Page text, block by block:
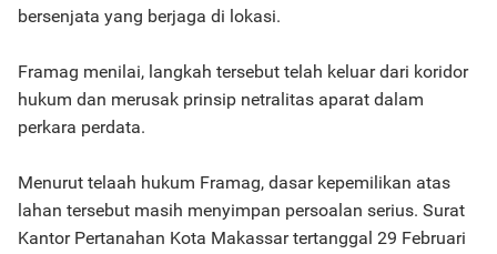
bersenjata yang berjaga di lokasi.
Framag menilai, langkah tersebut telah keluar dari koridor
hukum dan merusak prinsip netralitas aparat dalam
perkara perdata.
Menurut telaah hukum Framag, dasar kepemilikan atas
lahan tersebut masih menyimpan persoalan serius. Surat
Kantor Pertanahan Kota Makassar tertanggal 29 Februari